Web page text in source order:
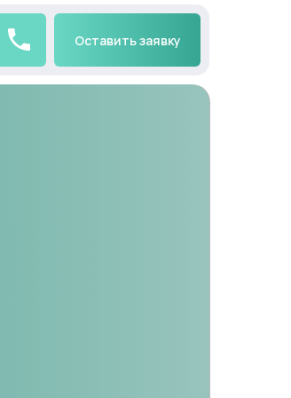
Оставить заявку
Оставить заявку